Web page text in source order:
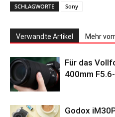
SCHLAGWORTE Sony
Verwandte Artikel Mehr
Für das
400mm
Godox